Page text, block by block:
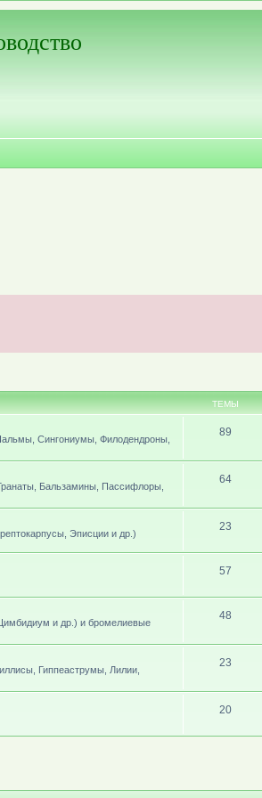
ТЕМЫ
Сингониумы, Филодендроны,
89
Бальзамины, Пассифлоры,
64
Эписции и др.)
23
57
и др.) и бромелиевые
48
Гиппеаструмы, Лилии,
23
20